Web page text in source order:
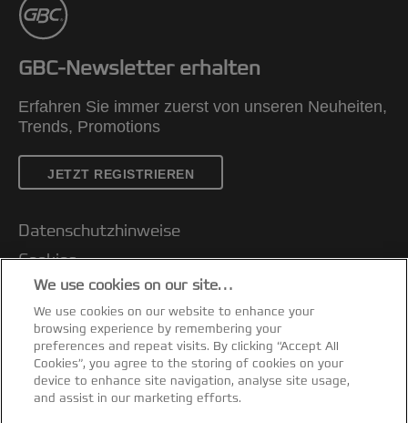
GBC-Newsletter erhalten
Erfahren Sie immer zuerst von unseren Neuheiten,
Trends, Promotions
JETZT REGISTRIEREN
Datenschutzhinweise
Cookies
Legal Notice
Impressum
Kundenservice
Meine Daten verwalten
Garantiebedingungen
We use cookies on our site…
We use cookies on our website to enhance your
browsing experience by remembering your
preferences and repeat visits. By clicking “Accept All
Cookies”, you agree to the storing of cookies on your
device to enhance site navigation, analyse site usage,
and assist in our marketing efforts.